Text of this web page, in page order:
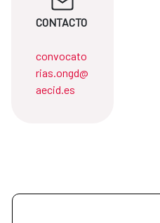
CONTACTO
convocato
rias.ongd@
aecid.es